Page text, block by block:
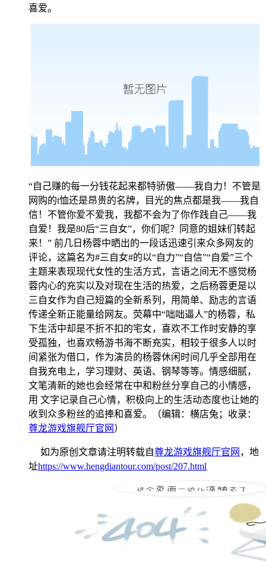
喜爱。
“自己赚的每一分钱花起来都特骄傲——我自力！不管是
网购的t恤还是昂贵的名牌，目光的焦点都是我——我自
信！不管你爱不爱我，我都不会为了你作践自己——我
自爱！我是80后“三自女”，你们呢？同意的姐妹们转起
来！” 前几日杨蓉中晒出的一段话迅速引来众多网友的
评论，这篇名为#三自女#的以“自力”“自信”“自爱”三个
主题来表现现代女性的生活方式，言语之间无不感觉杨
蓉内心的充实以及对现在生活的热爱，之后杨蓉更是以
三自女作为自己短篇的全新系列，用简单、励志的言语
传递全新正能量给网友。荧幕中“咄咄逼人”的杨蓉，私
下生活中却是不折不扣的宅女，喜欢不工作时安静的享
受孤独，也喜欢畅游书海不断充实，相较于很多人以时
间紧张为借口，作为演员的杨蓉休闲时间几乎全部用在
自我充电上，学习理财、英语、钢琴等等。情感细腻，
文笔清新的她也会经常在中和粉丝分享自己的小情感，
用 文字记录自己心情，积极向上的生活动态度也让她的
收到众多粉丝的追捧和喜爱。（编辑：横店兔；收录：
尊龙游戏旗舰厅官网 ）
如为原创文章请注明转载自尊龙游戏旗舰厅官网 ，地
址https://www.hengdiantour.com/post/207.html